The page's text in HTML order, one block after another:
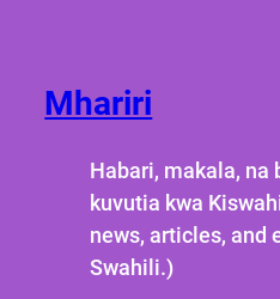
Mhariri
Habari, makala, na
kuvutia kwa
news, articles, and
Swahili.)